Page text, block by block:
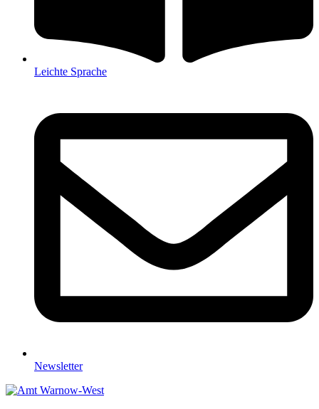
Leichte Sprache
Newsletter